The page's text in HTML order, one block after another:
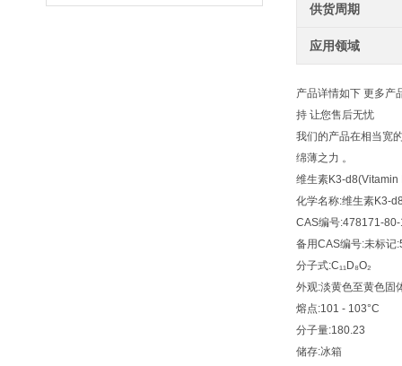
供货周期
应用领域
产品详情如下 更多产
持 让您售后无忧
我们的产品在相当宽
绵薄之力 。
维生素K3-d8(Vitamin
化学名称:维生素K3-
CAS编号:478171-
备用CAS编号:未标记
分子式:C₁₁D₈O₂
外观:淡黄色至黄色固
熔点:101 - 103°C
分子量:180.23
储存:冰箱